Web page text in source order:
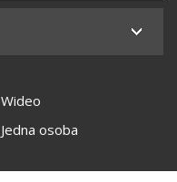
Wideo
Jedna osoba